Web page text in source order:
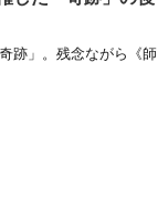
」。残念ながら《師